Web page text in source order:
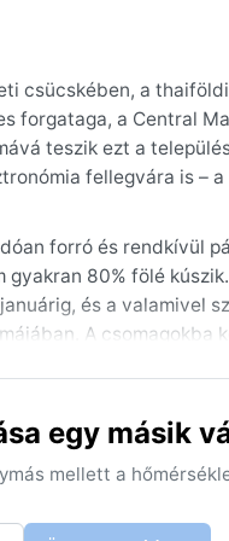
csücskében, a
forgataga, a Central
teszik ezt a
fellegvára is –
forró és rendkívül
80% fölé
és a valamivel
A csomagokba
időjárási jelenség az
viharok előfordulnak,
köd viszont nem ritka a
egy másik
mellett a